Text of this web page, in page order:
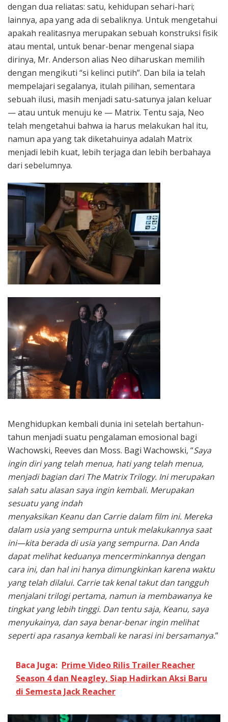
dengan dua reliatas: satu, kehidupan sehari-hari;
lainnya, apa yang ada di sebaliknya. Untuk mengetahui
apakah realitasnya merupakan sebuah konstruksi fisik
atau mental, untuk benar-benar mengenal siapa
dirinya, Mr. Anderson alias Neo diharuskan memilih
dengan mengikuti “si kelinci putih”. Dan bila ia telah
mempelajari segalanya, itulah pilihan, sementara
sebuah ilusi, masih menjadi satu-satunya jalan keluar
— atau untuk menuju ke — Matrix. Tentu saja, Neo
telah mengetahui bahwa ia harus melakukan hal itu,
namun apa yang tak diketahuinya adalah Matrix
menjadi lebih kuat, lebih terjaga dan lebih berbahaya
dari sebelumnya.
Menghidupkan kembali dunia ini setelah bertahun-
tahun menjadi suatu pengalaman emosional bagi
Wachowski, Reeves dan Moss. Bagi Wachowski, “Saya
ingin diri yang telah menua, hati yang telah menua,
menjadi bagian dari The Matrix Trilogy. Ini merupakan
salah satu alasan saya ingin kembali. Merupakan
sesuatu yang indah
menyaksikan Keanu dan Carrie dalam film ini. Mereka
dalam usia yang sempurna untuk melakukannya saat
ini—kita berada di usia yang sempurna. Dan Anda
dapat melihat keduanya mencerminkannya dengan
cara ini, dan hal ini hanya dimungkinkan karena waktu
yang telah dilalui. Carrie tak kenal takut dan tangguh
menjalani trilogi pertama, namun ia membawanya ke
tingkat yang lebih tinggi. Dan tentu saja, Keanu, saya
menyukainya, dan saya benar-benar ingin melihat
seperti apa rasanya kembali ke narasi ini bersamanya.”
Baca Juga: Prime Video Rilis Trailer Reacher
Season 4 dan Neagley, Siap Hadirkan Aksi Baru
di Semesta Jack Reacher